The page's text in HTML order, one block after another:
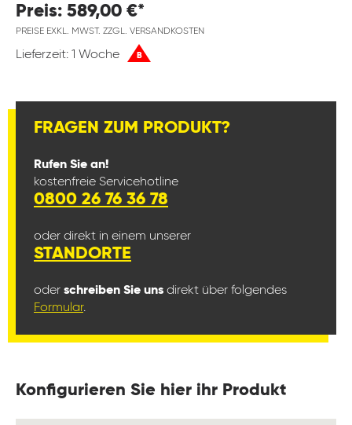
Preis: 589,00 €*
PREISE EXKL. MWST. ZZGL. VERSANDKOSTEN
Lieferzeit: 1 Woche B
FRAGEN ZUM PRODUKT?
Rufen Sie an!
kostenfreie Servicehotline
0800 26 76 36 78
oder direkt in einem unserer
STANDORTE
oder schreiben Sie uns direkt über folgendes
Formular.
Konfigurieren Sie hier ihr Produkt